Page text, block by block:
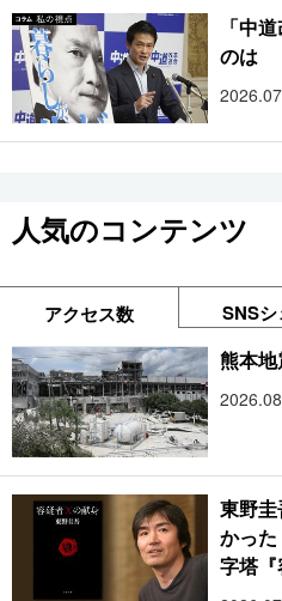
「中
のは
人気のコンテンツ
アクセス数 SNS
熊本
東野
かっ
字塔